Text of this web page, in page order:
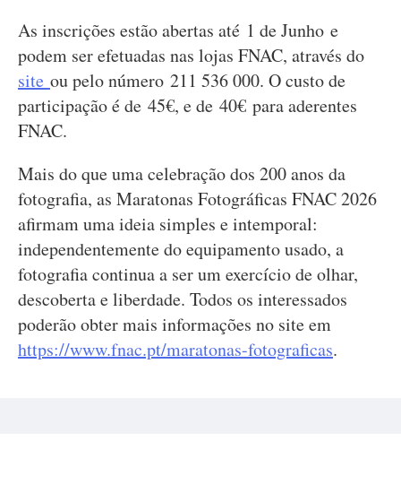
As inscrições estão abertas até 1 de Junho e
podem ser efetuadas nas lojas FNAC, através do
site ou pelo número 211 536 000. O custo de
participação é de 45€, e de 40€ para aderentes
FNAC.
Mais do que uma celebração dos 200 anos da
fotografia, as Maratonas Fotográficas FNAC 2026
afirmam uma ideia simples e intemporal:
independentemente do equipamento usado, a
fotografia continua a ser um exercício de olhar,
descoberta e liberdade. Todos os interessados
poderão obter mais informações no site em
https://www.fnac.pt/maratonas-fotograficas.